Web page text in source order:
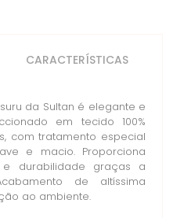
CARACTERÍSTICAS
da Sultan é elegante e
em tecido 100%
com tratamento especial
e macio. Proporciona
durabilidade graças a
de altíssima
ao ambiente.